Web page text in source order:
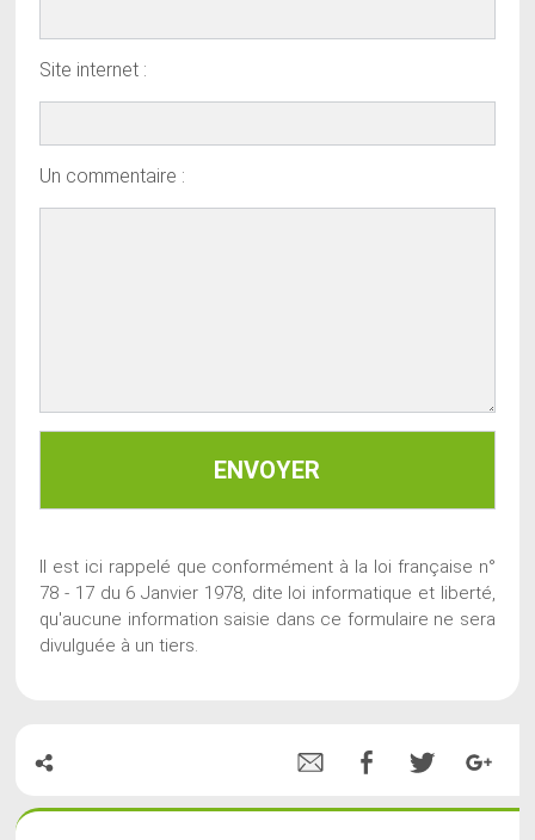
Site internet :
Un commentaire :
Il est ici rappelé que conformément à la loi française n°
78 - 17 du 6 Janvier 1978, dite loi informatique et liberté,
qu'aucune information saisie dans ce formulaire ne sera
divulguée à un tiers.